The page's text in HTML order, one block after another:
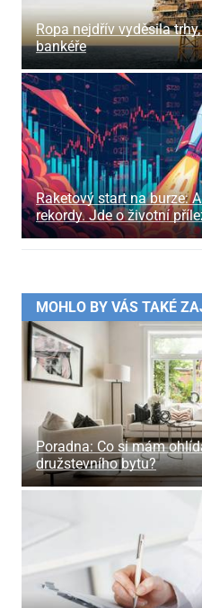
Ropa nejdřív vyděsila
bankéře
Raketový start na burze:
rekordy. Jde o životní
MOHLO BY VÁS TAKÉ
Poradna: Co si mám
družstevního bytu?